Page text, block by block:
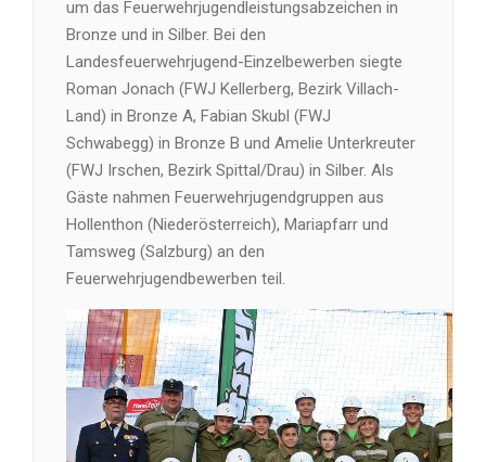
um das Feuerwehrjugendleistungsabzeichen in
Bronze und in Silber. Bei den
Landesfeuerwehrjugend-Einzelbewerben siegte
Roman Jonach (FWJ Kellerberg, Bezirk Villach-
Land) in Bronze A, Fabian Skubl (FWJ
Schwabegg) in Bronze B und Amelie Unterkreuter
(FWJ Irschen, Bezirk Spittal/Drau) in Silber. Als
Gäste nahmen Feuerwehrjugendgruppen aus
Hollenthon (Niederösterreich), Mariapfarr und
Tamsweg (Salzburg) an den
Feuerwehrjugendbewerben teil.